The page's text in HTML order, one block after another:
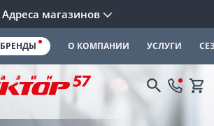
Адреса магазинов
БРЕНДЫ О КОМПАНИИ УСЛУГИ